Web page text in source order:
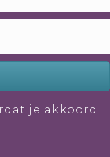
je akkoord